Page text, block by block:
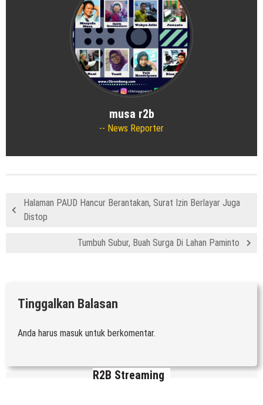
musa r2b
News Reporter
Halaman PAUD Hancur Berantakan, Surat Izin Berlayar Juga
Distop
Tumbuh Subur, Buah Surga Di Lahan Paminto
Tinggalkan Balasan
Anda harus masuk untuk berkomentar.
R2B Streaming